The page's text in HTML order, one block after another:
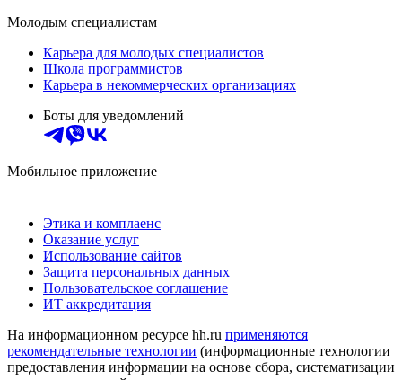
Молодым специалистам
Карьера для молодых специалистов
Школа программистов
Карьера в некоммерческих организациях
Боты для уведомлений
Мобильное приложение
Этика и комплаенс
Оказание услуг
Использование сайтов
Защита персональных данных
Пользовательское соглашение
ИТ аккредитация
На информационном ресурсе hh.ru применяются
рекомендательные технологии (информационные технологии
предоставления информации на основе сбора, систематизации